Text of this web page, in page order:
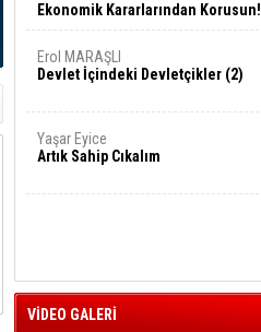
Ekonomik Kararlarından Korusun!
Erol MARAŞLI
Devlet İçindeki Devletçikler (2)
Yaşar Eyice
Artık Sahip Cıkalım
VİDEO GALERİ